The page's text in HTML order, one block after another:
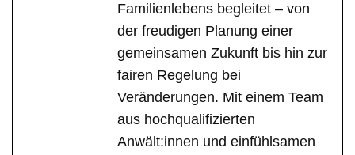
Familienlebens begleitet – von
der freudigen Planung einer
gemeinsamen Zukunft bis hin zur
fairen Regelung bei
Veränderungen. Mit einem Team
aus hochqualifizierten
Anwält:innen und einfühlsamen